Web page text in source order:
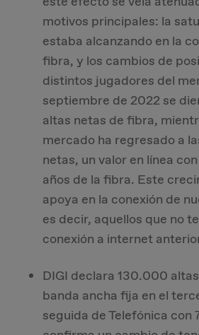
motivos principales: la
estaba alcanzando en la
fibra, y los cambios de
distintos jugadores del
septiembre de 2022 se
altas netas de fibra,
mercado ha regresado a
netas, un valor en línea
años de la fibra. Este
apoya en la conexión de
es decir, aquellos que no
conexión a internet
DIGI declara 130.000
banda ancha fija en el
seguida de Telefónica